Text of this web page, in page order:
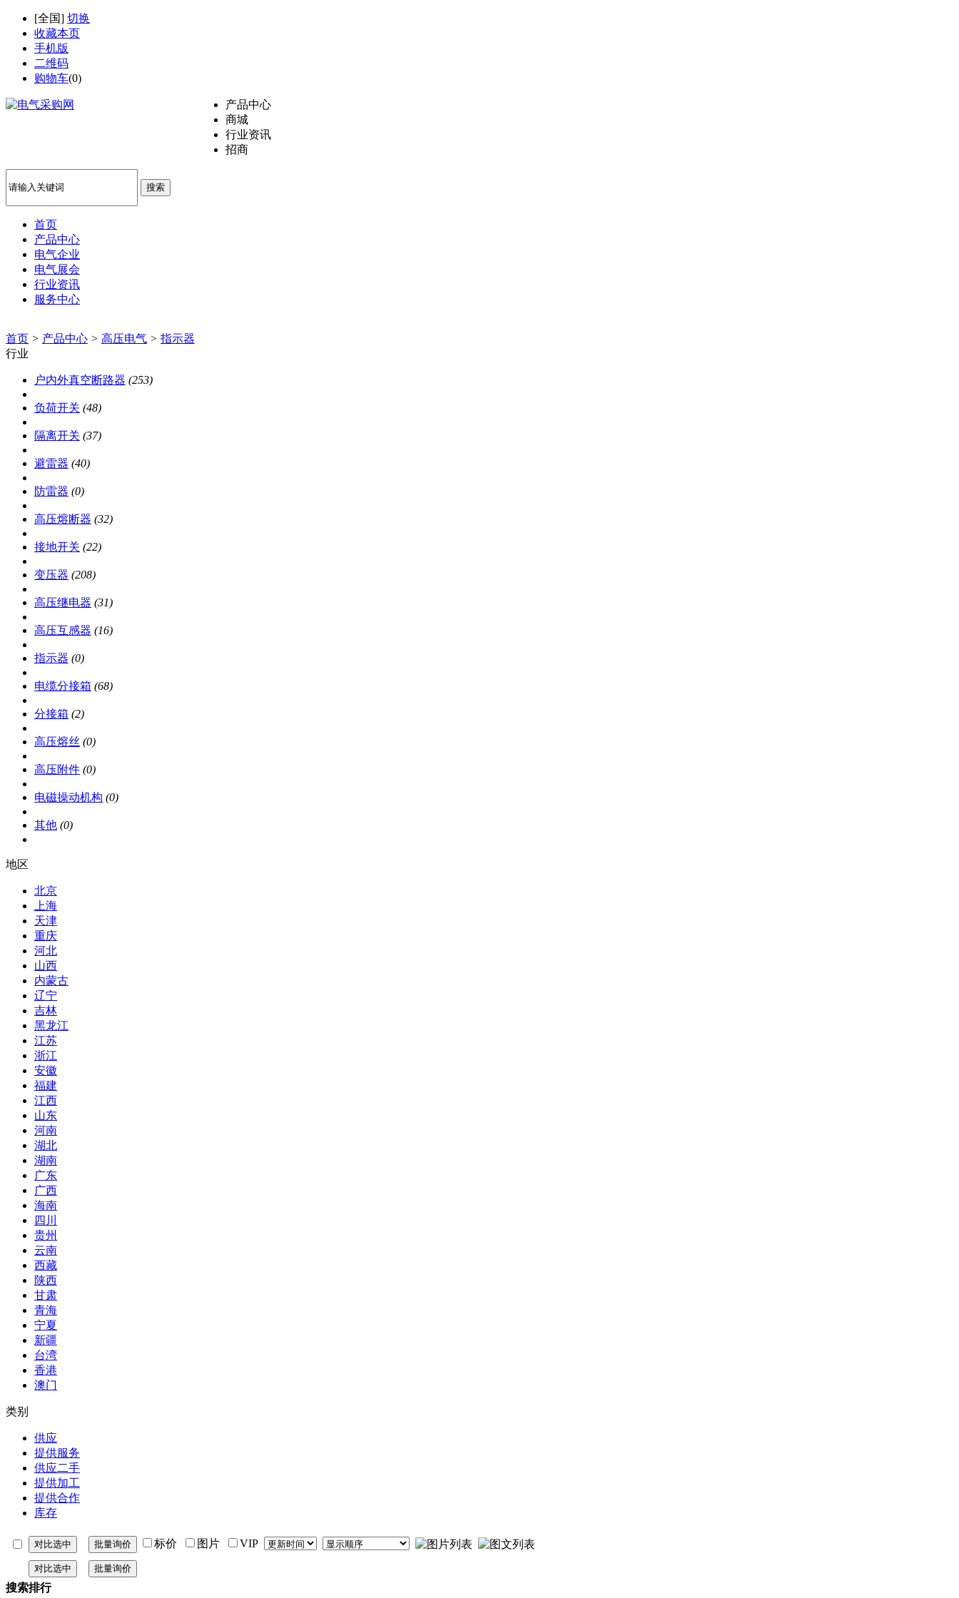
[全国] 切换
收藏本页
手机版
二维码
购物车(0)
产品中心
商城
行业资讯
招商
搜索
首页
产品中心
电气企业
电气展会
行业资讯
服务中心
首页 > 产品中心 > 高压电气 > 指示器
行业
户内外真空断路器 (253)
负荷开关 (48)
隔离开关 (37)
避雷器 (40)
防雷器 (0)
高压熔断器 (32)
接地开关 (22)
变压器 (208)
高压继电器 (31)
高压互感器 (16)
指示器 (0)
电缆分接箱 (68)
分接箱 (2)
高压熔丝 (0)
高压附件 (0)
电磁操动机构 (0)
其他 (0)
地区
北京
上海
天津
重庆
河北
山西
内蒙古
辽宁
吉林
黑龙江
江苏
浙江
安徽
福建
江西
山东
河南
湖北
湖南
广东
广西
海南
四川
贵州
云南
西藏
陕西
甘肃
青海
宁夏
新疆
台湾
香港
澳门
类别
供应
提供服务
供应二手
提供加工
提供合作
库存
标价 图片 VIP
搜索排行